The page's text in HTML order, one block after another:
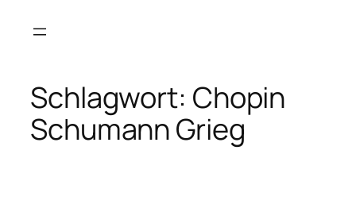
Inhalt
Schlagwort: Chopin
Schumann Grieg